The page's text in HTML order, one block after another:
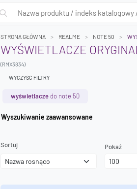
STRONA GŁÓWNA REALME NOTE 50
WYŚWIETLACZE
(RMX3834)
WYCZYŚĆ FILTRY
wyświetlacze do note 50
Wyszukiwanie zaawansowane
Sortuj Pokaż